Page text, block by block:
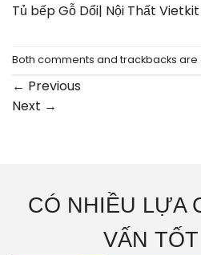
Tủ bếp Gỗ Dổi| Nội Thất
Both comments and trackbacks are
← Previous
Next →
CÓ NHIỀU LỰA
VẤN